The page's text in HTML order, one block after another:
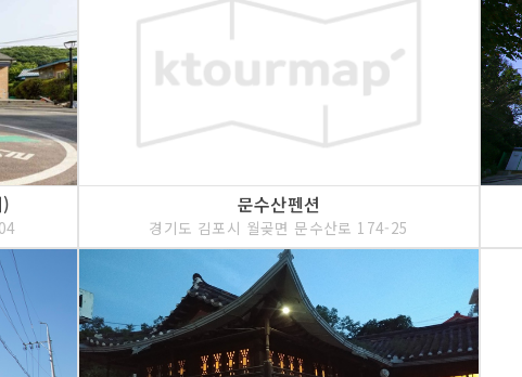
문수산펜션
경기도 김포시 월곶면 문수산로 174-25